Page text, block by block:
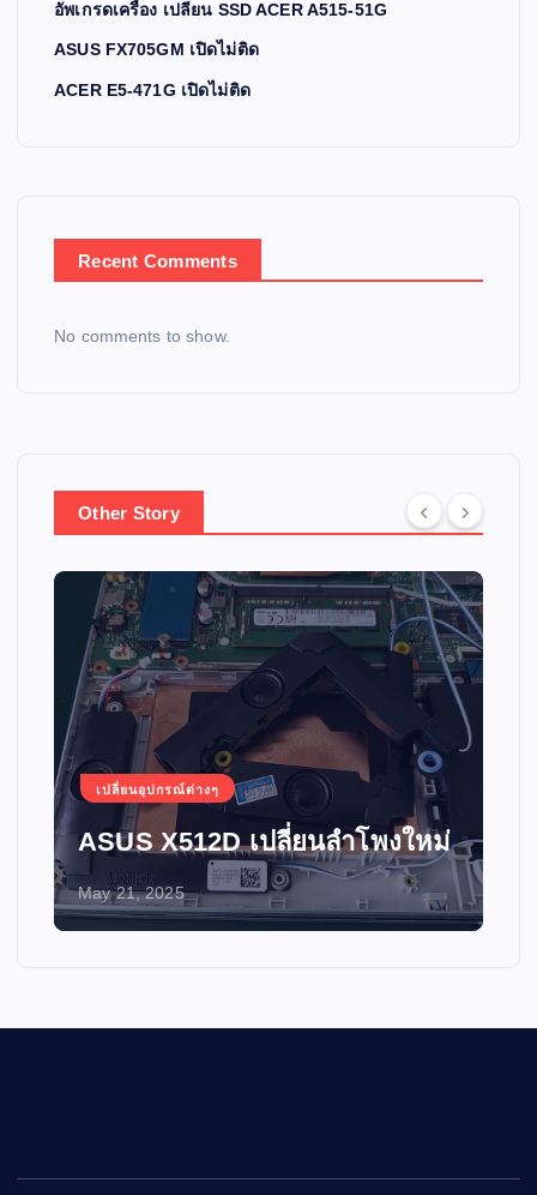
อัพเกรดเครื่อง เปลี่ยน SSD ACER A515-51G
ASUS FX705GM เปิดไม่ติด
ACER E5-471G เปิดไม่ติด
Recent Comments
No comments to show.
Other Story
เปลี่ยนอุปกรณ์ต่างๆ
ASUS X512D เปลี่ยนลำโพงใหม่
May 21, 2025